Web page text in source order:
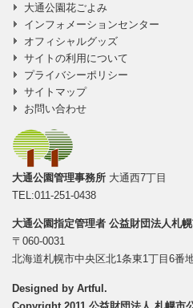
大通公園花ごよみ
インフォメーションセンター
オフィシャルグッズ
サイトの利用について
プライバシーポリシー
サイトマップ
お問い合わせ
大通公園管理事務所 大通西7丁目
TEL:011-251-0438
大通公園指定管理者 公益財団法人札
〒060-0031
北海道札幌市中央区北1条東1丁目6番
Designed by Artful .